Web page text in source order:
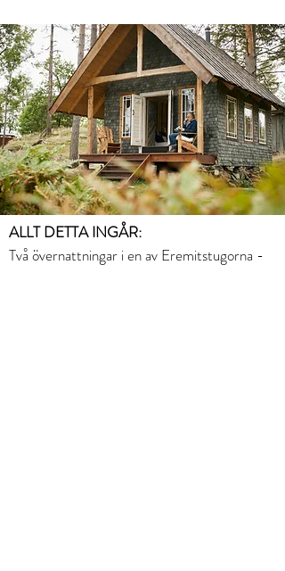
Välkommen till enoförglömlig
golfupplevelse i Dalsland– boka din
vistelse redan idag.
ALLT DETTA INGÅR:
Två övernattningar i en av Eremitstugorna -